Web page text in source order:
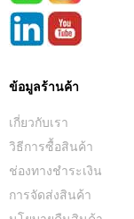
ข้อมูลร้านค้า
เกี่ยวกับเรา
วิธีการซื้อสินค้า
ช่องทางชำระเงิน
การจัดส่งสินค้า